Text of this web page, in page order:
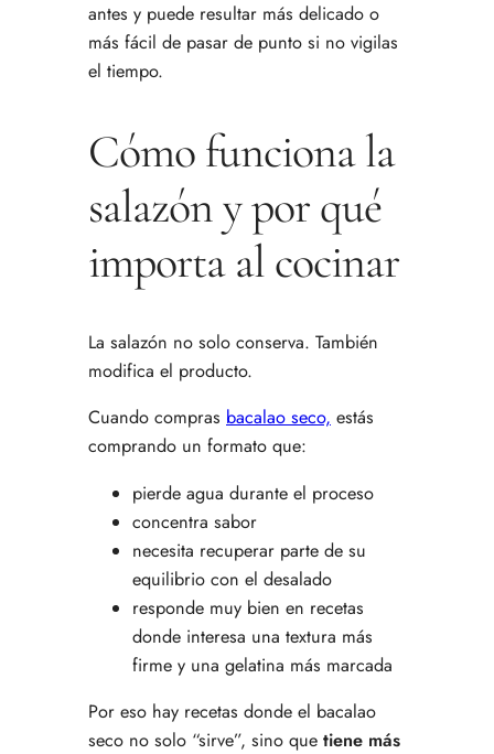
antes y puede resultar más delicado o
más fácil de pasar de punto si no vigilas
el tiempo.
Cómo funciona la
salazón y por qué
importa al cocinar
La salazón no solo conserva. También
modifica el producto.
Cuando compras bacalao seco, estás
comprando un formato que:
pierde agua durante el proceso
concentra sabor
necesita recuperar parte de su
equilibrio con el desalado
responde muy bien en recetas
donde interesa una textura más
firme y una gelatina más marcada
Por eso hay recetas donde el bacalao
seco no solo “sirve”, sino que tiene más